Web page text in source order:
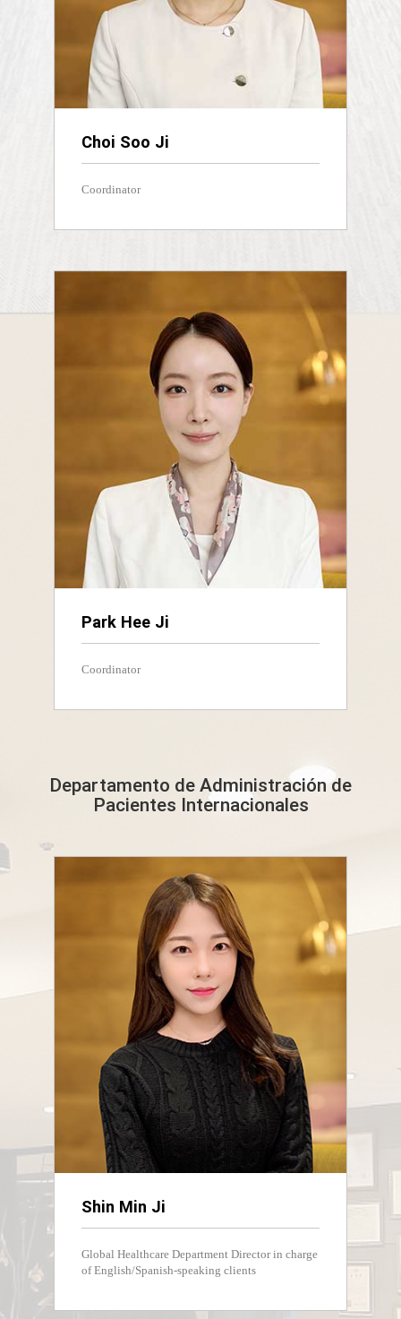
Choi Soo Ji
Coordinator
Park Hee Ji
Coordinator
Departamento de Administración de
Pacientes Internacionales
Shin Min Ji
Global Healthcare Department Director in charge
of English/Spanish-speaking clients